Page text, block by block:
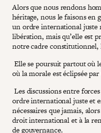
Alors que nous rendons
héritage, nous le faisons en
un ordre international juste
libération, mais qu’elle est
notre cadre constitutionnel,
Elle se poursuit partout où
où la morale est éclipsée
Les discussions entre
ordre international juste et
nécessaires que jamais,
droit international et à la
de gouvernance.